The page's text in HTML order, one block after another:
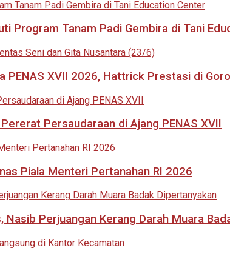
Program Tanam Padi Gembira di Tani
PENAS XVII 2026, Hattrick Prestasi di
Persaudaraan di Ajang PENAS XVII
Piala Menteri Pertanahan RI 2026
Perjuangan Kerang Darah Muara